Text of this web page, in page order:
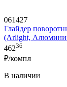
061427
Глайдер
(Arlight,
46236
₽/компл
В наличии